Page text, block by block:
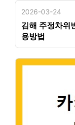
2026-03-24
김해 주정차위
용방법